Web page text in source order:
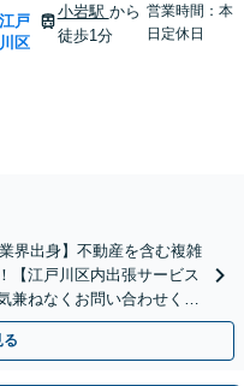
江戸
区
小岩駅 から
徒歩1分
営業時間：本
日定休日
界出身】不動産を含む複雑
【江戸川区内出張サービス
兼ねなくお問い合わせくだ
対応可】
る